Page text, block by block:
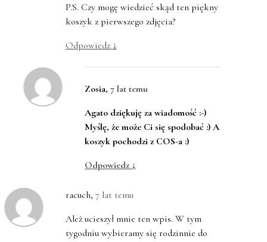
P.S. Czy mogę wiedzieć skąd ten piękny
koszyk z pierwszego zdjęcia?
Odpowiedz ↓
Zosia, 7 lat temu
Agato dziękuję za wiadomość :-)
Myślę, że może Ci się spodobać :) A
koszyk pochodzi z COS-a :)
Odpowiedz ↓
racuch, 7 lat temu
Ależ ucieszył mnie ten wpis. W tym
tygodniu wybieramy się rodzinnie do